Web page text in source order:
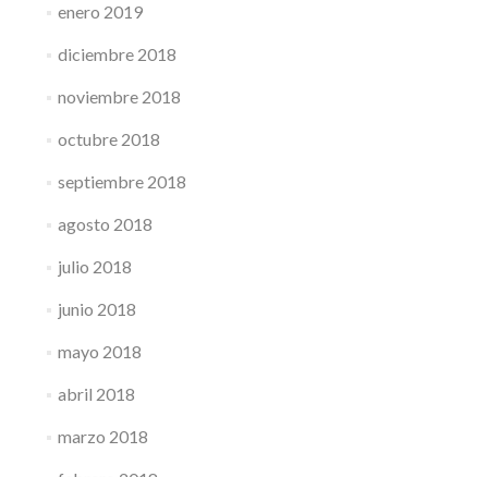
enero 2019
diciembre 2018
noviembre 2018
octubre 2018
septiembre 2018
agosto 2018
julio 2018
junio 2018
mayo 2018
abril 2018
marzo 2018